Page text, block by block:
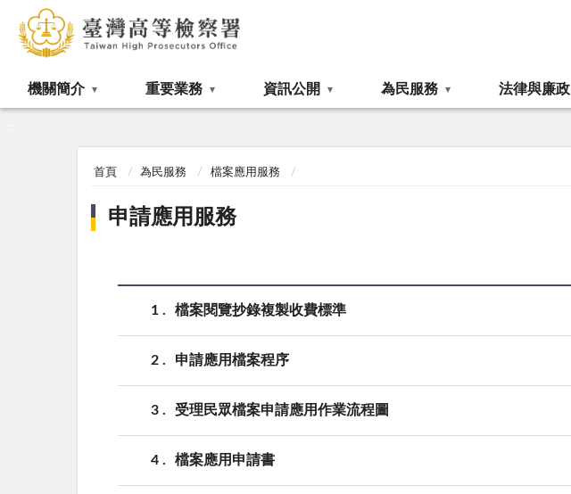
機關簡介 重要業務 資訊公開 為民服務 法律與廉政
首頁 為民服務 檔案應用服務
申請應用服務
1 檔案閱覽抄錄複製收費標準
2 申請應用檔案程序
3 受理民眾檔案申請應用作業流程圖
4 檔案應用申請書